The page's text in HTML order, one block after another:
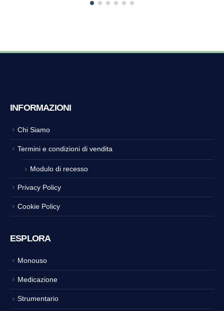
INFORMAZIONI
Chi Siamo
Termini e condizioni di vendita
Modulo di recesso
Privacy Policy
Cookie Policy
ESPLORA
Monouso
Medicazione
Strumentario